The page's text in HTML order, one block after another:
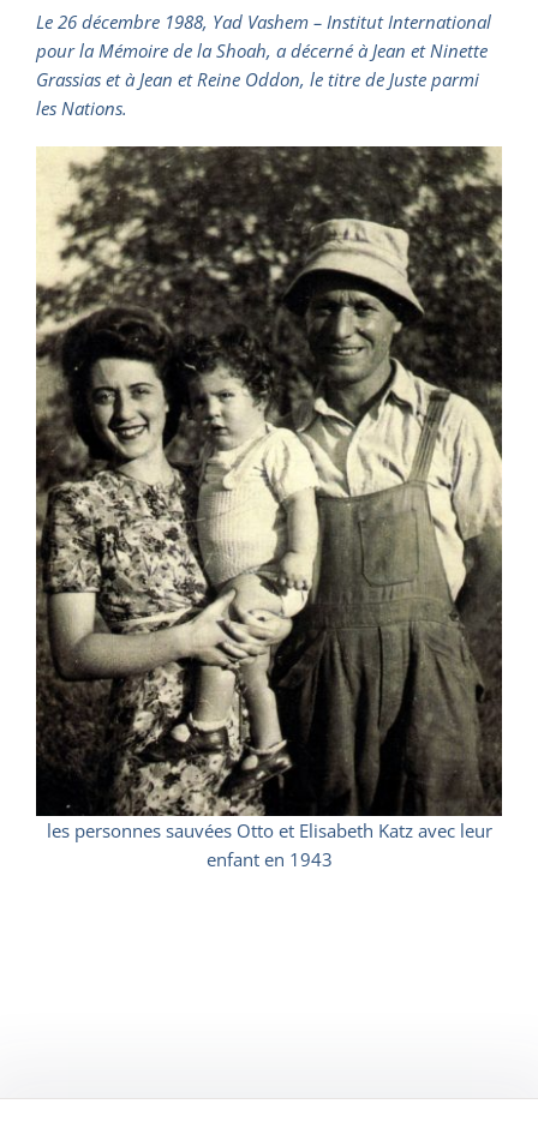
Le 26 décembre 1988, Yad Vashem – Institut International
pour la Mémoire de la Shoah, a décerné à Jean et Ninette
Grassias et à Jean et Reine Oddon, le titre de Juste parmi
les Nations.
les personnes sauvées Otto et Elisabeth Katz avec leur
enfant en 1943